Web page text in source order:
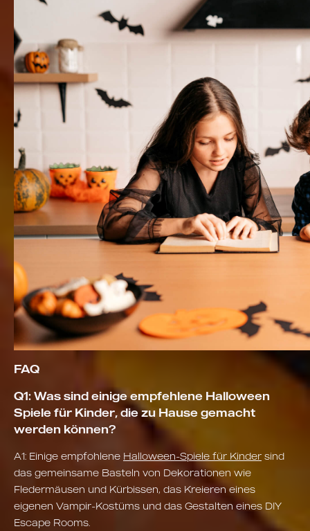
FAQ
Q1: Was sind einige empfehlene Halloween
Spiele für Kinder, die zu Hause gemacht
werden können?
A1: Einige empfohlene Halloween-Spiele für Kinder sind
das gemeinsame Basteln von Dekorationen wie
Fledermäusen und Kürbissen, das Kreieren eines
eigenen Vampir-Kostüms und das Gestalten eines DIY
Escape Rooms.